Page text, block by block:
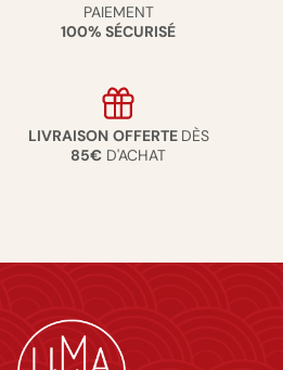
PAIEMENT
100% SÉCURISÉ
LIVRAISON OFFERTE DÈS
85€ D'ACHAT